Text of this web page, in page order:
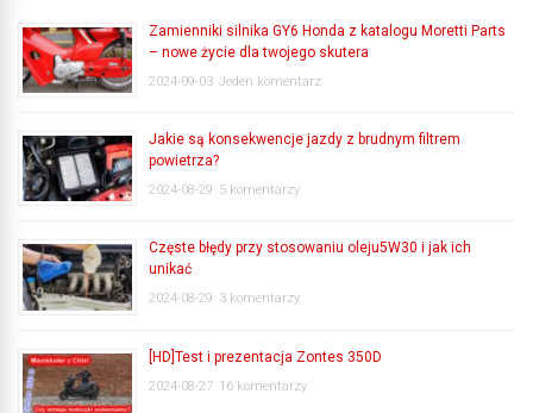
Zamienniki silnika GY6 Honda z katalogu Moretti Parts
– nowe życie dla twojego skutera
2024-09-03 Jeden komentarz
Jakie są konsekwencje jazdy z brudnym filtrem
powietrza?
2024-08-29 5 komentarzy
Częste błędy przy stosowaniu oleju5W30 i jak ich
unikać
2024-08-29 3 komentarzy
[HD]Test i prezentacja Zontes 350D
2024-08-27 16 komentarzy